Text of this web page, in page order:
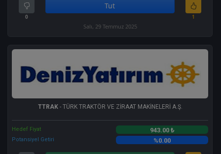
0
Tut
1
Salı, 29 Temmuz 2025
TTRAK- TÜRK TRAKTÖR VE ZİRAAT MAKİNELERİ A.Ş.
Hedef Fiyat 943.00 ₺
Potansiyel Getiri %0.00